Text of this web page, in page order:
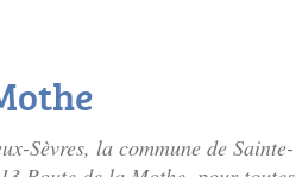
Sèvres, la commune de Sainte-